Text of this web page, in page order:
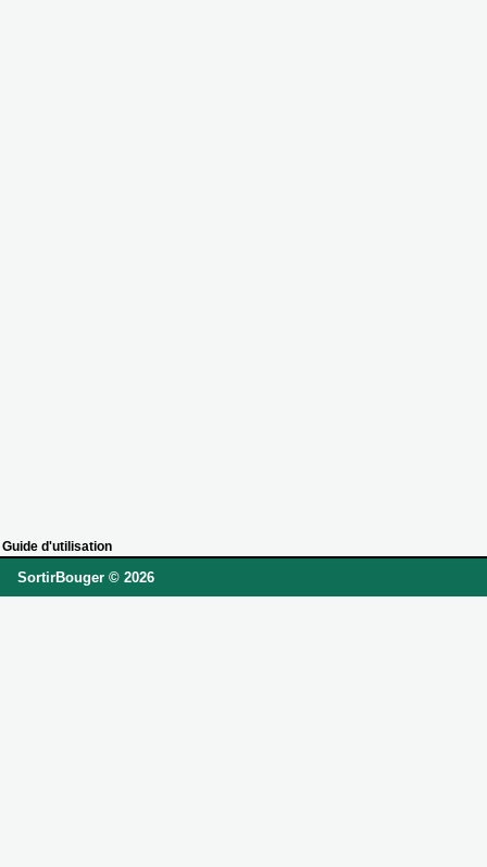
Guide d'utilisation
SortirBouger © 2026